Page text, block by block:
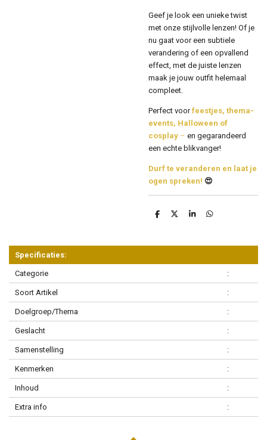
Geef je look een unieke twist
met onze stijlvolle lenzen! Of je
nu gaat voor een subtiele
verandering of een opvallend
effect, met de juiste lenzen
maak je jouw outfit helemaal
compleet.
Perfect voor feestjes, thema-
events, Halloween of
cosplay – en gegarandeerd
een echte blikvanger!
Durf te veranderen en laat je
ogen spreken! 😍
D
n
D
S
e
D
n
Specificaties:
Categorie :
Soort Artikel :
Doelgroep/Thema :
Geslacht :
Samenstelling :
Kenmerken :
Inhoud :
Extra info :